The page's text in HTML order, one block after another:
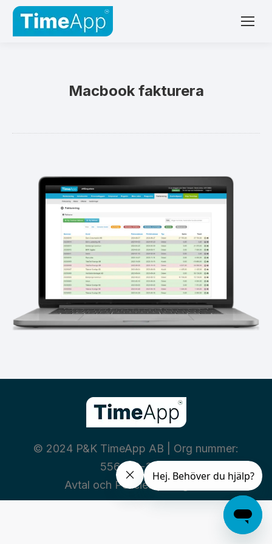
Macbook fakturera
© 2024 P&K TimeApp AB | Org nummer:
556460-3669
Avtal och Policies
Integritet